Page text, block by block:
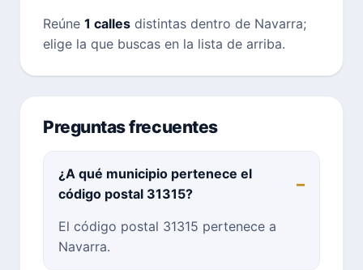
Reúne 1 calles distintas dentro de Navarra;
elige la que buscas en la lista de arriba.
Preguntas frecuentes
¿A qué municipio pertenece el
código postal 31315?
El código postal 31315 pertenece a
Navarra.